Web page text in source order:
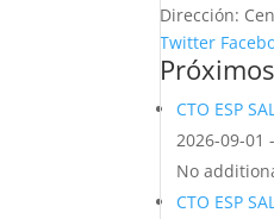
Dirección:
Twitter
CTO ESP
2026-09-01
No
CTO ESP